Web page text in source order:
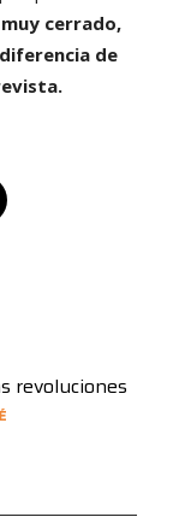
cerrado,
de
revoluciones